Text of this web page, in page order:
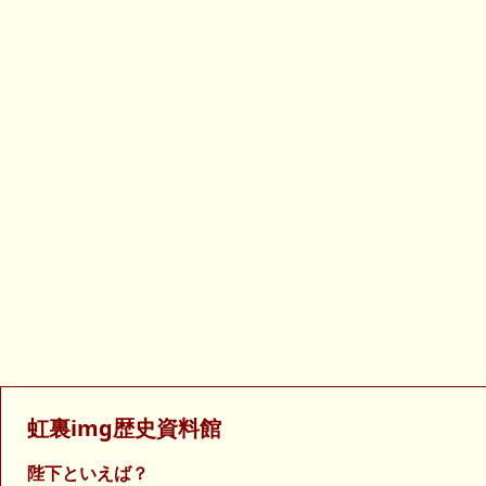
虹裏img歴史資料館
陛下といえば？